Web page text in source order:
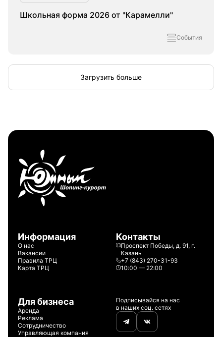
Школьная форма 2026 от "Карамелли"
События
Загрузить больше
Контакты
Проспект Победы, д. 91, г.
Казань
+7 (843) 270-31-93
10:00 — 22:00
Информация
О нас
Вакансии
Правила ТРЦ
Карта ТРЦ
Для бизнеса
Аренда
Реклама
Сотрудничество
Управляющая компания
Подписывайся на нас
в наших соц. сетях